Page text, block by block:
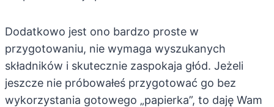
Dodatkowo jest ono bardzo proste w
przygotowaniu, nie wymaga wyszukanych
składników i skutecznie zaspokaja głód. Jeżeli
jeszcze nie próbowałeś przygotować go bez
wykorzystania gotowego „papierka”, to daję Wam